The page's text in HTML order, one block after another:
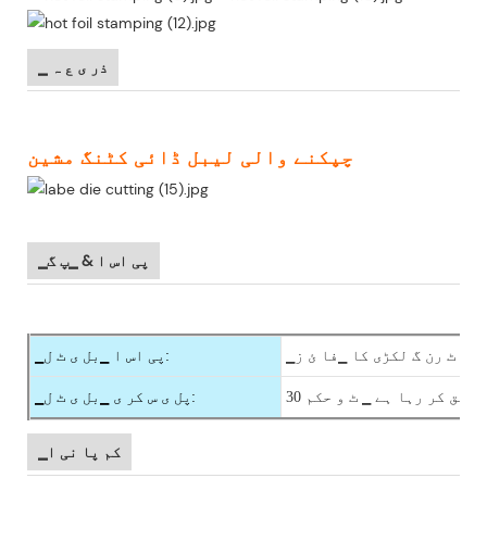
▁ ذر ی ع ہ
چپکنے والی لیبل ڈائی کٹنگ مشین
▁پی اس ا & ▁پ گ
▁پی اس ا ▁بل ی ٹ ل: ▁ور ٹ رن گ لکڑی کا ▁فا ئ ز
▁پل ی س کر ی ▁بل ی ٹ ل: تصدیق کر رہا ہے ▁ ٹ و حکم
▁کم پا نی ا